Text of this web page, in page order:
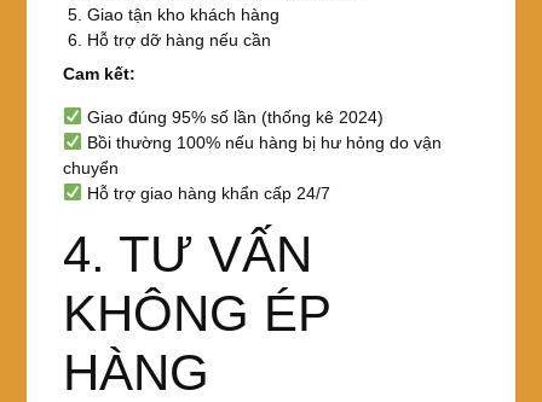
Giao tận kho khách hàng
Hỗ trợ dỡ hàng nếu cần
Cam kết:
Giao đúng 95% số lần (thống kê 2024)
Bồi thường 100% nếu hàng bị hư hỏng do vận
chuyển
Hỗ trợ giao hàng khẩn cấp 24/7
4. TƯ VẤN
KHÔNG ÉP
HÀNG